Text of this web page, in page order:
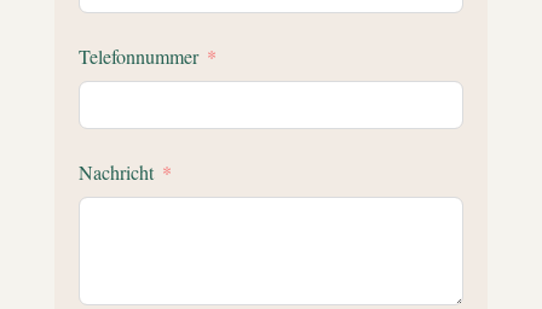
Telefonnummer
Nachricht